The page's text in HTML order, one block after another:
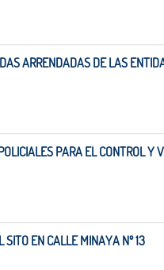
ARRENDADAS DE LAS
PARA EL CONTROL Y
EN CALLE MINAYA Nº 13